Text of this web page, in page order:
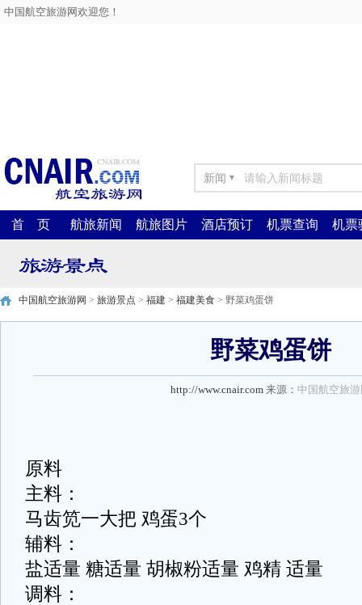
中国航空旅游网欢迎您！
新闻 ▼
首 页 航旅新闻 航旅图片 酒店预订 机票查询 机票
中国航空旅游网 > 旅游景点 > 福建 > 福建美食 > 野菜鸡蛋饼
野菜鸡蛋饼
http://www.cnair.com 来源： 中国航空旅
原料
主料：
马齿笕一大把 鸡蛋3个
辅料：
盐适量 糖适量 胡椒粉适量 鸡精 适量
调料：